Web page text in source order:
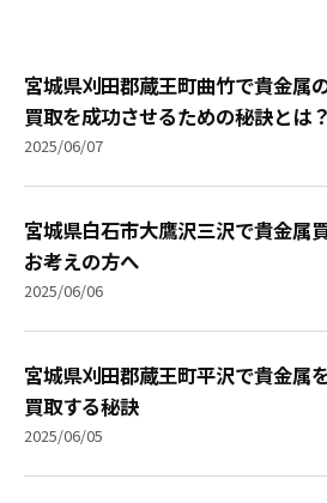
宮城県刈田郡蔵王町曲竹で貴金属
買取を成功させるための秘訣とは？
2025/06/07
宮城県白石市大鷹沢三沢で貴金属
お考えの方へ
2025/06/06
宮城県刈田郡蔵王町平沢で貴金属
買取する秘訣
2025/06/05